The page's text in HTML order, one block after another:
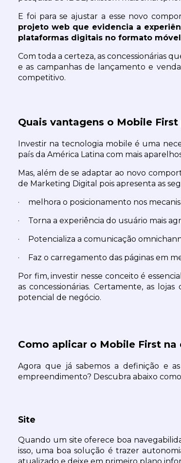
E foi para se ajustar a esse novo
projeto web que evidencia a
plataformas digitais no formato móvel
Com toda a certeza, as concessionárias
e as campanhas de lançamento e
competitivo.
Quais vantagens o Mobile
Investir na tecnologia mobile é uma
país da América Latina com mais
Mas, além de se adaptar ao novo
de Marketing Digital pois apresenta as
·
melhora o posicionamento nos
·
Torna a experiência do usuário mais
·
Potencializa a comunicação
·
Faz o carregamento das páginas em
Por fim, investir nesse conceito é
as concessionárias. Certamente, as
potencial de negócio.
Como aplicar o Mobile First
Agora que já sabemos a definição e
empreendimento? Descubra abaixo
Site
Quando um site oferece boa
isso, uma boa solução é trazer